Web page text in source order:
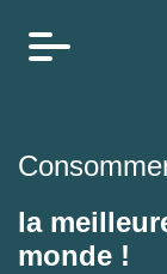
la
monde !